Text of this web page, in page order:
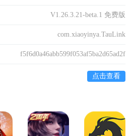
V1.26.3.21-beta.1 免费版
com.xiaoyinya.TauLink
f5f6d0a46abb599f053af5ba2d65ad2f
点击查看